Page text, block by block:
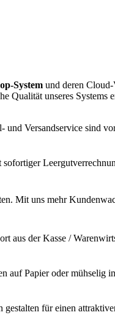
System und deren
Qualität unseres Systems
Versandservice sind
Mit uns mehr
aus der Kasse /
auf Papier oder mühselig
gestalten für einen